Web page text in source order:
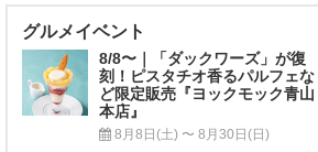
グルメイベント
8/8〜｜「ダックワーズ」が復
刻！ピスタチオ香るパルフェな
ど限定販売『ヨックモック青山
本店』
8月8日(土) 〜 8月30日(日)